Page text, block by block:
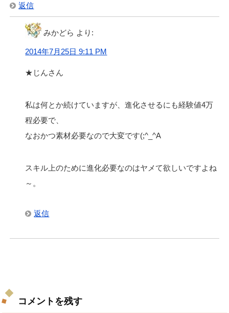
返信
みかどら より:
2014年7月25日 9:11 PM
★じんさん
私は何とか続けていますが、進化させるにも経験値4万
程必要で、
なおかつ素材必要なので大変です(;^_^A
スキル上のために進化必要なのはヤメて欲しいですよね
～。
返信
コメントを残す